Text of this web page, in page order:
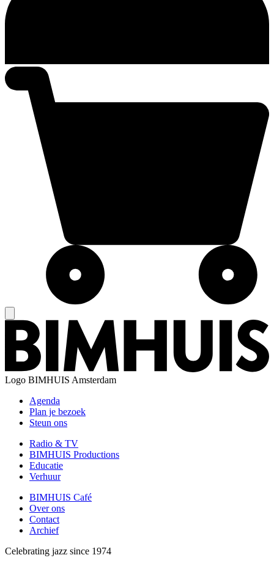
Logo BIMHUIS Amsterdam
Agenda
Plan je bezoek
Steun ons
Radio & TV
BIMHUIS Productions
Educatie
Verhuur
BIMHUIS Café
Over ons
Contact
Archief
Celebrating jazz since 1974